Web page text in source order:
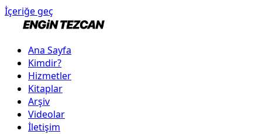
İçeriğe geç
Ana Sayfa
Kimdir?
Hizmetler
Kitaplar
Arşiv
Videolar
İletişim